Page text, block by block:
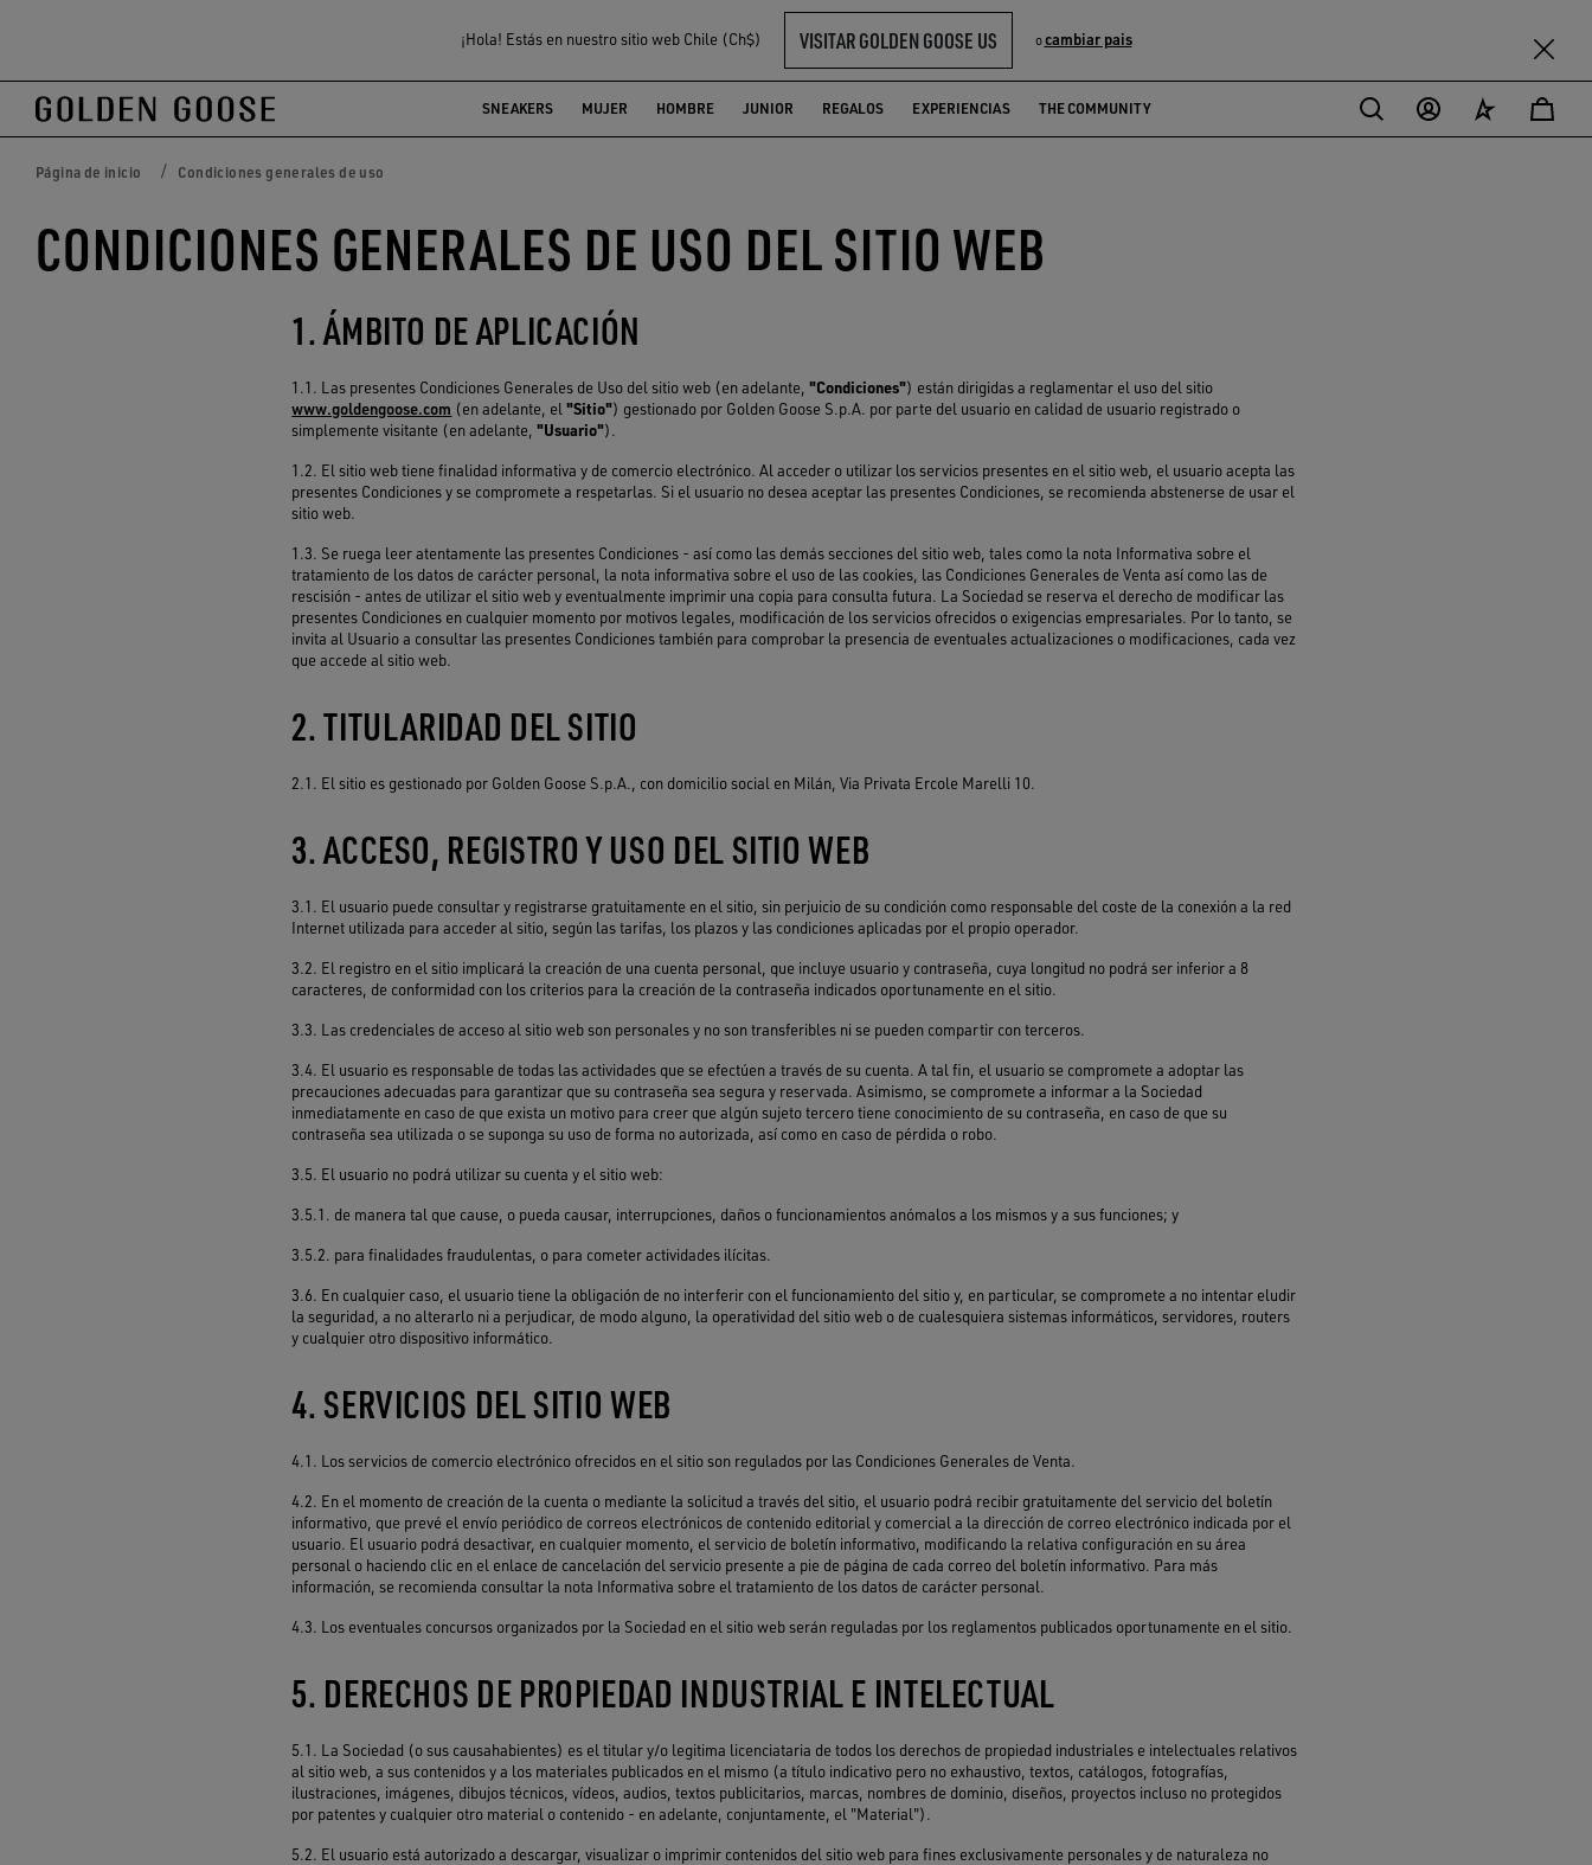
¡Hola! Estás en nuestro sitio web Chile (Ch$) VISITAR GOLDEN GOOSE US ocambiar pais
SNEAKERS MUJER HOMBRE JUNIOR REGALOS EXPERIENCIAS THE COMMUNITY
Página de inicio Condiciones generales de uso
CONDICIONES GENERALES DE USO DEL SITIO WEB
1. ÁMBITO DE APLICACIÓN
1.1. Las presentes Condiciones Generales de Uso del sitio web (en adelante,"Condiciones") están dirigidas a reglamentar el uso del sitio
www.goldengoose.com (en adelante, el"Sitio") gestionado por Golden Goose S.p.A. por parte del usuario en calidad de usuario registrado o
simplemente visitante (en adelante,"Usuario").
1.2. El sitio web tiene finalidad informativa y de comercio electrónico. Al acceder o utilizar los servicios presentes en el sitio web, el usuario acepta las
presentes Condiciones y se compromete a respetarlas. Si el usuario no desea aceptar las presentes Condiciones, se recomienda abstenerse de usar el
sitio web.
1.3. Se ruega leer atentamente las presentes Condiciones - así como las demás secciones del sitio web, tales como la nota Informativa sobre el
tratamiento de los datos de carácter personal, la nota informativa sobre el uso de las cookies, las Condiciones Generales de Venta así como las de
rescisión - antes de utilizar el sitio web y eventualmente imprimir una copia para consulta futura. La Sociedad se reserva el derecho de modificar las
presentes Condiciones en cualquier momento por motivos legales, modificación de los servicios ofrecidos o exigencias empresariales. Por lo tanto, se
invita al Usuario a consultar las presentes Condiciones también para comprobar la presencia de eventuales actualizaciones o modificaciones, cada vez
que accede al sitio web.
2. TITULARIDAD DEL SITIO
2.1. El sitio es gestionado por Golden Goose S.p.A., con domicilio social en Milán, Via Privata Ercole Marelli 10.
3. ACCESO, REGISTRO Y USO DEL SITIO WEB
3.1. El usuario puede consultar y registrarse gratuitamente en el sitio, sin perjuicio de su condición como responsable del coste de la conexión a la red
Internet utilizada para acceder al sitio, según las tarifas, los plazos y las condiciones aplicadas por el propio operador.
3.2. El registro en el sitio implicará la creación de una cuenta personal, que incluye usuario y contraseña, cuya longitud no podrá ser inferior a 8
caracteres, de conformidad con los criterios para la creación de la contraseña indicados oportunamente en el sitio.
3.3. Las credenciales de acceso al sitio web son personales y no son transferibles ni se pueden compartir con terceros.
3.4. El usuario es responsable de todas las actividades que se efectúen a través de su cuenta. A tal fin, el usuario se compromete a adoptar las
precauciones adecuadas para garantizar que su contraseña sea segura y reservada. Asimismo, se compromete a informar a la Sociedad
inmediatamente en caso de que exista un motivo para creer que algún sujeto tercero tiene conocimiento de su contraseña, en caso de que su
contraseña sea utilizada o se suponga su uso de forma no autorizada, así como en caso de pérdida o robo.
3.5. El usuario no podrá utilizar su cuenta y el sitio web:
3.5.1. de manera tal que cause, o pueda causar, interrupciones, daños o funcionamientos anómalos a los mismos y a sus funciones; y
3.5.2. para finalidades fraudulentas, o para cometer actividades ilícitas.
3.6. En cualquier caso, el usuario tiene la obligación de no interferir con el funcionamiento del sitio y, en particular, se compromete a no intentar eludir
la seguridad, a no alterarlo ni a perjudicar, de modo alguno, la operatividad del sitio web o de cualesquiera sistemas informáticos, servidores, routers
y cualquier otro dispositivo informático.
4. SERVICIOS DEL SITIO WEB
4.1. Los servicios de comercio electrónico ofrecidos en el sitio son regulados por las Condiciones Generales de Venta.
4.2. En el momento de creación de la cuenta o mediante la solicitud a través del sitio, el usuario podrá recibir gratuitamente del servicio del boletín
informativo, que prevé el envío periódico de correos electrónicos de contenido editorial y comercial a la dirección de correo electrónico indicada por el
usuario. El usuario podrá desactivar, en cualquier momento, el servicio de boletín informativo, modificando la relativa configuración en su área
personal o haciendo clic en el enlace de cancelación del servicio presente a pie de página de cada correo del boletín informativo. Para más
información, se recomienda consultar la nota Informativa sobre el tratamiento de los datos de carácter personal.
4.3. Los eventuales concursos organizados por la Sociedad en el sitio web serán reguladas por los reglamentos publicados oportunamente en el sitio.
5. DERECHOS DE PROPIEDAD INDUSTRIAL E INTELECTUAL
5.1. La Sociedad (o sus causahabientes) es el titular y/o legitima licenciataria de todos los derechos de propiedad industriales e intelectuales relativos
al sitio web, a sus contenidos y a los materiales publicados en el mismo (a título indicativo pero no exhaustivo, textos, catálogos, fotografías,
ilustraciones, imágenes, dibujos técnicos, vídeos, audios, textos publicitarios, marcas, nombres de dominio, diseños, proyectos incluso no protegidos
por patentes y cualquier otro material o contenido - en adelante, conjuntamente, el "Material").
5.2. El usuario está autorizado a descargar, visualizar o imprimir contenidos del sitio web para fines exclusivamente personales y de naturaleza no